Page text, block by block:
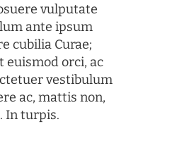
vulputate
ante ipsum
cubilia Curae;
euismod orci, ac
vestibulum
ac, mattis non,
In turpis.